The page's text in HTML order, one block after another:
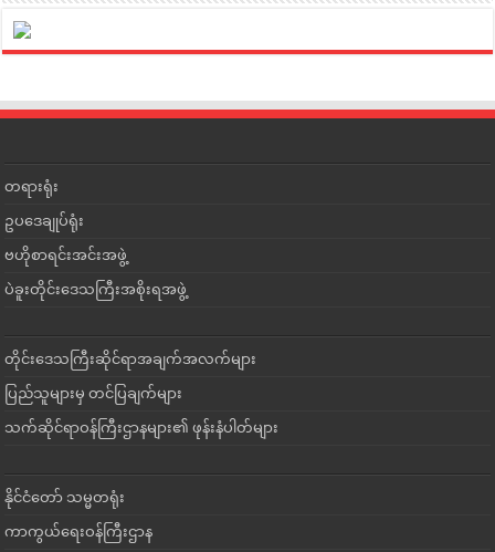
တရားရုံး
ဥပဒေချုပ်ရုံး
ဗဟိုစာရင်းအင်းအဖွဲ့
ပဲခူးတိုင်းဒေသကြီးအစိုးရအဖွဲ့
တိုင်းဒေသကြီးဆိုင်ရာအချက်အလက်များ
ပြည်သူများမှ တင်ပြချက်များ
သက်ဆိုင်ရာဝန်ကြီးဌာနများ၏ ဖုန်းနံပါတ်များ
နိုင်ငံတော် သမ္မတရုံး
ကာကွယ်ရေးဝန်ကြီးဌာန